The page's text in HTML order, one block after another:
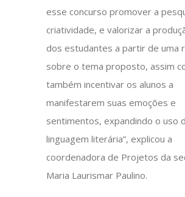
esse concurso promover a
criatividade, e valorizar a
dos estudantes a partir de uma
sobre o tema proposto, assim
também incentivar os alunos a
manifestarem suas emoções e
sentimentos, expandindo o uso
linguagem literária”, explicou a
coordenadora de Projetos da
Maria Laurismar Paulino.